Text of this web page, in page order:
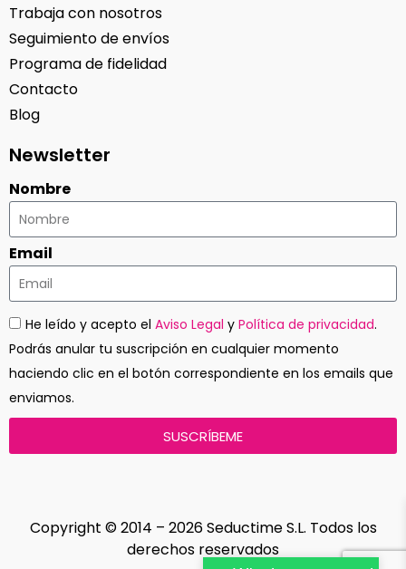
Trabaja con nosotros
Seguimiento de envíos
Programa de fidelidad
Contacto
Blog
Newsletter
Nombre
Email
He leído y acepto el Aviso Legal y Política de privacidad.
Podrás anular tu suscripción en cualquier momento
haciendo clic en el botón correspondiente en los emails que
enviamos.
SUSCRÍBEME
Copyright © 2014 – 2026 Seductime S.L. Todos los
derechos reservados